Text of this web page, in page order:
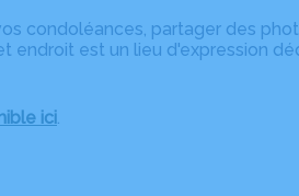
condoléances, partager des
endroit est un lieu d'expression
ici.